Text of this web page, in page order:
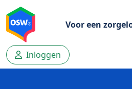
Voor een
Inloggen